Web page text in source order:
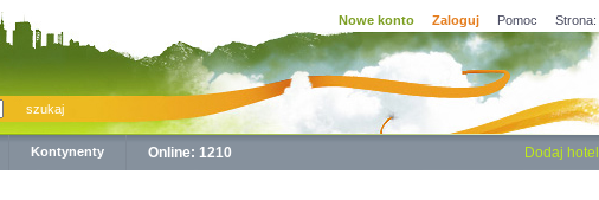
Nowe konto Zaloguj Pomoc Strona:
Kontynenty Online: 1210 Dodaj hotel